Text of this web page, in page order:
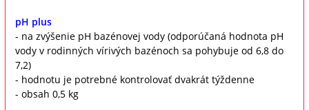
pH plus
- na zvýšenie pH bazénovej vody (odporúčaná hodnota pH
vody v rodinných vírivých bazénoch sa pohybuje od 6,8 do
7,2)
- hodnotu je potrebné kontrolovať dvakrát týždenne
- obsah 0,5 kg